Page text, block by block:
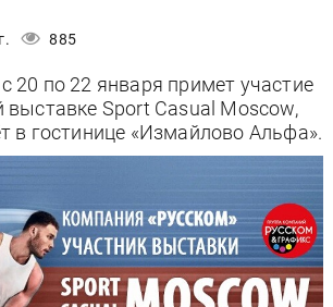
885
по 22 января примет участие
выставке Sport Casual Moscow,
в гостинице «Измайлово Альфа».